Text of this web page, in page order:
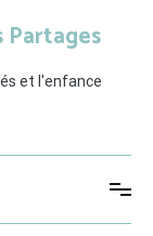
Partages
et l'enfance